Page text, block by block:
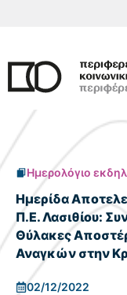
περιεχόμενο
Ημερολόγιο
Ημερίδα
Π.Ε. Λασιθίου:
Θύλακες
Αναγκών στην
02/12/2022